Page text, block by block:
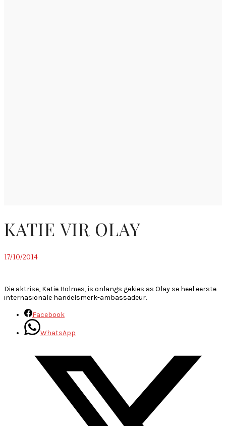
KATIE VIR OLAY
17/10/2014
Die aktrise, Katie Holmes, is onlangs gekies as Olay se heel eerste
internasionale handelsmerk-ambassadeur.
Facebook
WhatsApp